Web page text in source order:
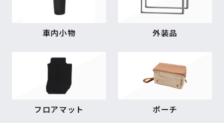
車内小物 外装品
フロアマット ポーチ